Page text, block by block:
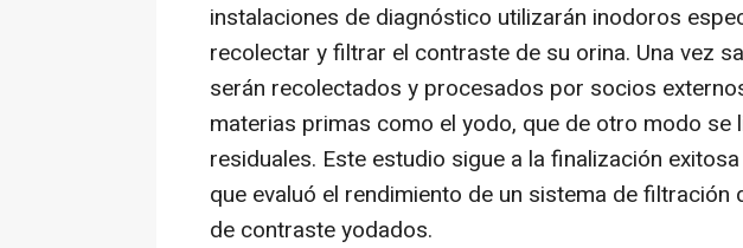
instalaciones de diagnóstico utilizarán inodoros
recolectar y filtrar el contraste de su orina. Una vez
serán recolectados y procesados por socios
materias primas como el yodo, que de otro modo se
residuales. Este estudio sigue a la finalización
que evaluó el rendimiento de un sistema de filtración
de contraste yodados.